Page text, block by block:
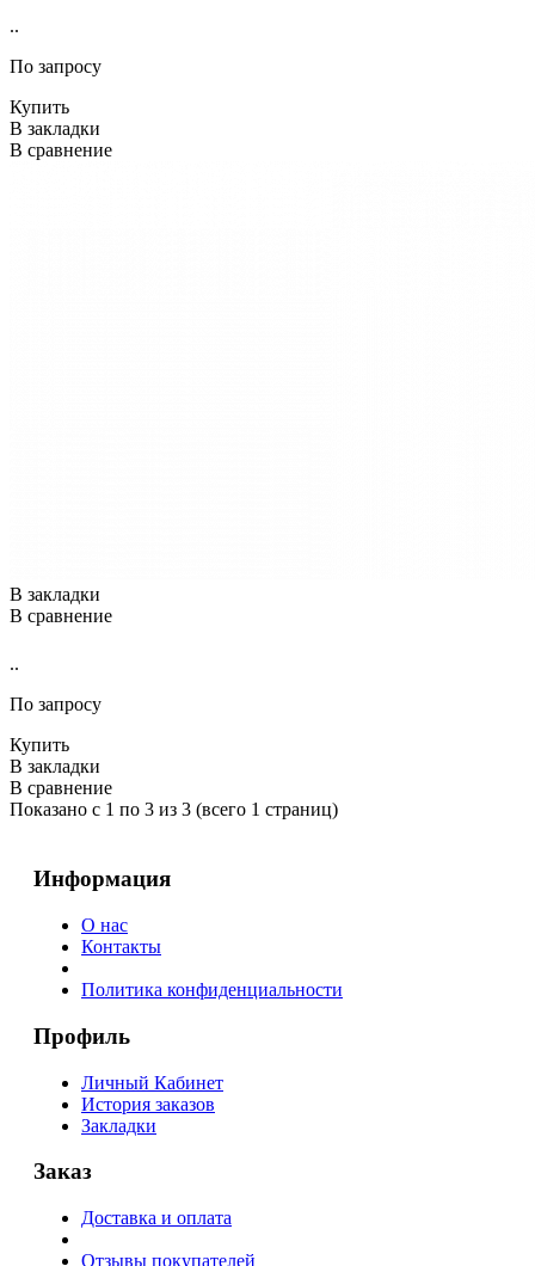
..
По запросу
Купить
В закладки
В сравнение
В закладки
В сравнение
..
По запросу
Купить
В закладки
В сравнение
Показано с 1 по 3 из 3 (всего 1 страниц)
Информация
О нас
Контакты
Политика конфиденциальности
Профиль
Личный Кабинет
История заказов
Закладки
Заказ
Доставка и оплата
Отзывы покупателей